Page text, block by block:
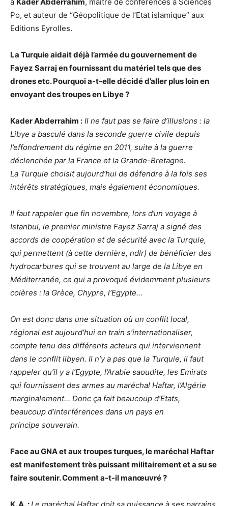
Po, et auteur de “Géopolitique de l’Etat islamique” aux
Editions Eyrolles.
La Turquie aidait déjà l’armée du gouvernement de
Fayez Sarraj en fournissant du matériel tels que des
drones etc. Pourquoi a-t-elle décidé d’aller plus loin en
envoyant des troupes en Libye ?
Kader Abderrahim : Il ne faut pas se faire d’illusions : la
Libye a basculé dans la seconde guerre civile depuis
l’effondrement du régime en 2011, suite à la guerre
déclenchée par la France et la Grande-Bretagne.
La Turquie choisit aujourd’hui de défendre à la fois ses
intérêts stratégiques, mais également économiques.
Il faut rappeler que fin novembre, lors d’un voyage à
Istanbul, le premier ministre Fayez Sarraj a signé des
accords de coopération et de sécurité avec la Turquie,
qui permettent (à cette dernière, ndlr) de bénéficier des
hydrocarbures qui se trouvent au large de la Libye en
Méditerranée, ce qui a provoqué évidemment plusieurs
colères : la Grèce, Chypre, l’Egypte…
On est donc dans une situation où un conflit local,
régional est aujourd’hui en train s’internationaliser,
compte tenu des différents acteurs qui interviennent
dans le conflit libyen. Il n’y a pas que la Turquie, il faut
rappeler qu’il y a l’Egypte, l’Arabie saoudite, les Emirats
qui fournissent des armes au maréchal Haftar, l’Algérie
marginalement… Donc ça fait beaucoup d’Etats,
beaucoup d’interférences dans un pays en
principe souverain.
Face au GNA et aux troupes turques, le maréchal Haftar
est manifestement très puissant militairement et a su se
faire soutenir. Comment a-t-il manœuvré ?
K. A. : Le maréchal Haftar doit sa puissance à ses parrains,